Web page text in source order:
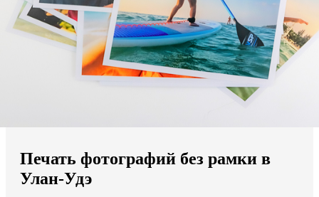
Мы доставляем по всему миру
Продолжить без города
Печать фотографий без рамки в
Улан-Удэ